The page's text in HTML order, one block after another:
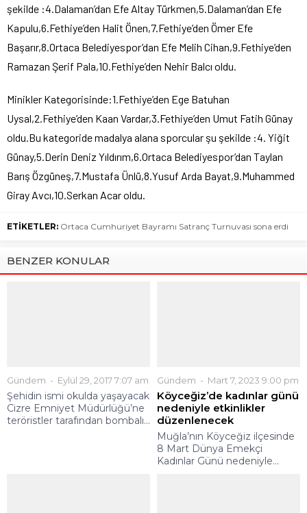
şekilde :4.Dalaman’dan Efe Altay Türkmen,5.Dalaman’dan Efe
Kapulu,6.Fethiye’den Halit Önen,7.Fethiye’den Ömer Efe
Başarır,8.Ortaca Belediyespor’dan Efe Melih Cihan,9.Fethiye’den
Ramazan Şerif Pala,10.Fethiye’den Nehir Balcı oldu.
Minikler Kategorisinde:1.Fethiye’den Ege Batuhan
Uysal,2.Fethiye’den Kaan Vardar,3.Fethiye’den Umut Fatih Günay
oldu.Bu kategoride madalya alana sporcular şu şekilde :4. Yiğit
Günay,5.Derin Deniz Yıldırım,6.Ortaca Belediyespor’dan Taylan
Barış Özgüneş,7.Mustafa Ünlü,8.Yusuf Arda Bayat,9.Muhammed
Giray Avcı,10.Serkan Acar oldu.
ETİKETLER: Ortaca Cumhuriyet Bayramı Satranç Turnuvası sona erdi
BENZER KONULAR
Gündem Eylül 29, 2017 7:07 am
Şehidin ismi okulda yaşayacak
Cizre Emniyet Müdürlüğü’ne
teröristler tarafından bombalı...
Gündem Mart 7, 2023 9:00 pm
Köyceğiz’de kadınlar günü
nedeniyle etkinlikler
düzenlenecek
Muğla’nın Köyceğiz ilçesinde
8 Mart Dünya Emekçi
Kadınlar Günü nedeniyle...